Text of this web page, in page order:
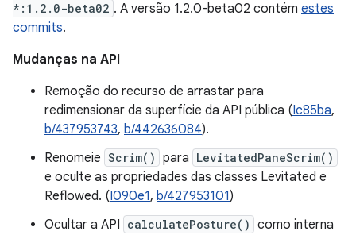
*:1.2.0-beta02 . A versão 1.2.0-beta02 contém estes
commits.
Mudanças na API
Remoção do recurso de arrastar para
redimensionar da superfície da API pública (Ic85ba,
b/437953743, b/442636084).
Renomeie Scrim() para LevitatedPaneScrim()
e oculte as propriedades das classes Levitated e
Reflowed. (I090e1, b/427953101)
Ocultar a API calculatePosture() como interna